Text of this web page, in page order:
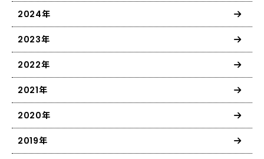
2024年
2023年
2022年
2021年
2020年
2019年